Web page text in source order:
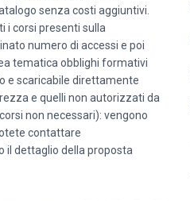
senza costi aggiuntivi.
i corsi presenti sulla
numero di accessi e poi
tematica obblighi formativi
e scaricabile direttamente
e quelli non autorizzati da
non necessari): vengono
contattare
il dettaglio della proposta